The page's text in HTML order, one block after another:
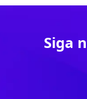
Siga